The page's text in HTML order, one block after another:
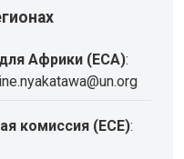
Африки (ECA):
комиссия (ECE):